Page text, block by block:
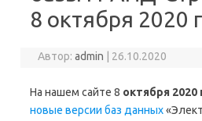
8 октября 2020
Автор:admin 26.10.2020
На нашем сайте 8 октября 2020
новые версии баз данных